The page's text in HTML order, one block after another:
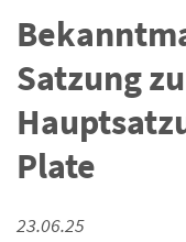
Satzung
Plate
23.06.25